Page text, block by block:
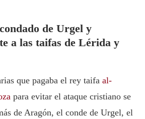
de Urgel y
a las taifas de Lérida y
que pagaba el rey taifa al-
para evitar el ataque cristiano se
de Aragón, el conde de Urgel, el